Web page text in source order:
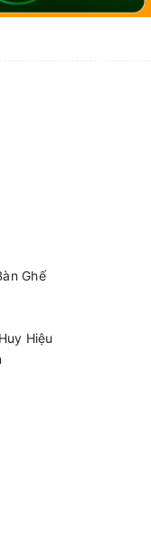
Ghế
Hiệu